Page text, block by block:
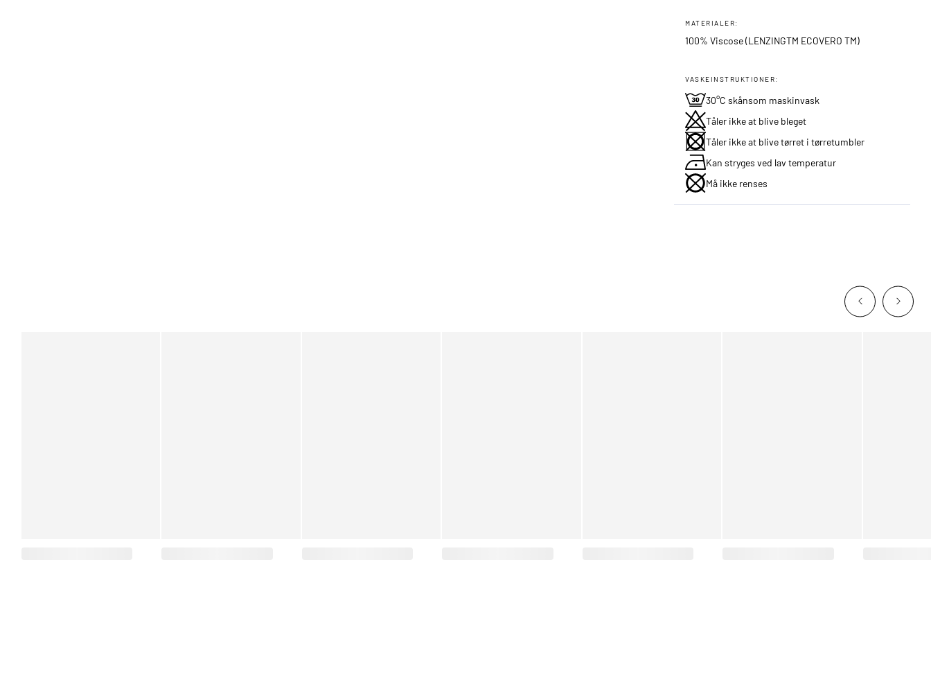
MATERIALER:
100% Viscose (LENZINGTM ECOVERO TM)
VASKEINSTRUKTIONER:
30°C skånsom maskinvask
Tåler ikke at blive bleget
Tåler ikke at blive tørret i tørretumbler
Kan stryges ved lav temperatur
Må ikke renses